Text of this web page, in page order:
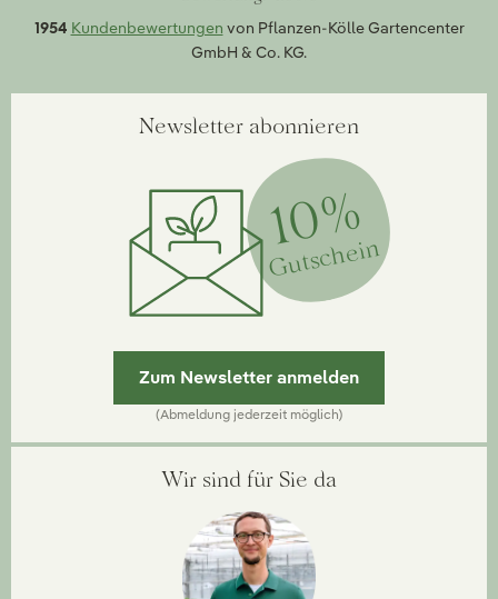
1954 Kundenbewertungen von Pflanzen-Kölle Gartencenter
GmbH & Co. KG.
Newsletter abonnieren
10%
Gutschein
Zum Newsletter anmelden
(Abmeldung jederzeit möglich)
Wir sind für Sie da